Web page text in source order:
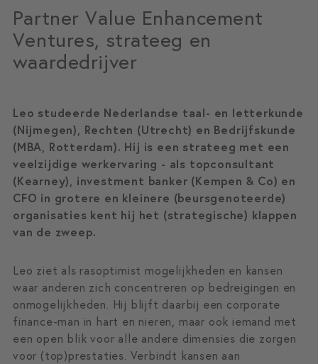
Partner Value Enhancement
Ventures, strateeg en
waardedrijver
Leo studeerde Nederlandse taal- en letterkunde
(Nijmegen), Rechten (Utrecht) en Bedrijfskunde
(MBA, Rotterdam). Hij is een strateeg met een
veelzijdige werkervaring - als topconsultant
(Kearney), investment banker (Kempen & Co) en
CFO in grotere en kleinere (beursgenoteerde)
organisaties kent hij het (strategische) klappen
van de zweep.
Leo ziet als rasoptimist mogelijkheden en kansen
waar anderen zich concentreren op bedreigingen en
onmogelijkheden. Hij blijft daarbij een corporate
finance-man in hart en nieren, maar ook iemand met
een open blik voor alle andere dimensies die zorgen
voor (top)prestaties. Verbindt kansen aan